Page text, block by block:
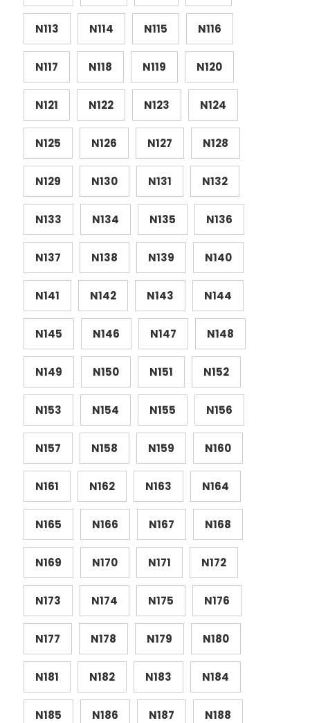
N113 N114 N115 N116
N117 N118 N119 N120
N121 N122 N123 N124
N125 N126 N127 N128
N129 N130 N131 N132
N133 N134 N135 N136
N137 N138 N139 N140
N141 N142 N143 N144
N145 N146 N147 N148
N149 N150 N151 N152
N153 N154 N155 N156
N157 N158 N159 N160
N161 N162 N163 N164
N165 N166 N167 N168
N169 N170 N171 N172
N173 N174 N175 N176
N177 N178 N179 N180
N181 N182 N183 N184
N185 N186 N187 N188